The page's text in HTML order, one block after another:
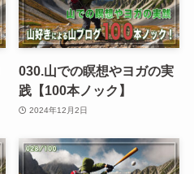
030.山での瞑想やヨガの実
践【100本ノック】
2024年12月2日